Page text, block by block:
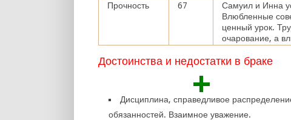
Прочность
67
Самуил и Инна
Влюбленные
ценный урок.
очарование, а
Достоинства и недостатки в браке
+
Дисциплина, справедливое
обязанностей. Взаимное уважение.